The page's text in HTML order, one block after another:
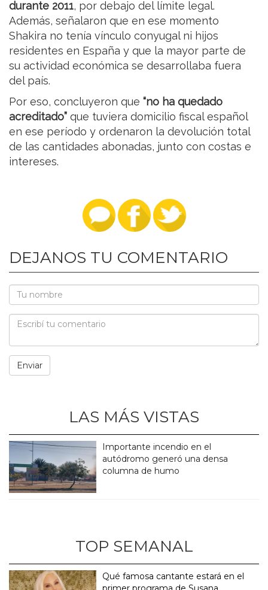
durante 2011, por debajo del límite legal.
Además, señalaron que en ese momento
Shakira no tenía vínculo conyugal ni hijos
residentes en España y que la mayor parte de
su actividad económica se desarrollaba fuera
del país.
Por eso, concluyeron que “no ha quedado
acreditado” que tuviera domicilio fiscal español
en ese período y ordenaron la devolución total
de las cantidades abonadas, junto con costas e
intereses.
DEJANOS TU COMENTARIO
LAS MÁS VISTAS
Importante incendio en el
autódromo generó una densa
columna de humo
TOP SEMANAL
Qué famosa cantante estará en el